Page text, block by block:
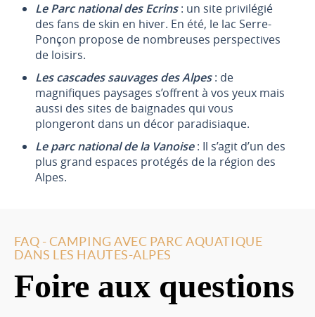
Le Parc national des Ecrins: un site privilégié
des fans de skin en hiver. En été, le lac Serre-
Ponçon propose de nombreuses perspectives
de loisirs.
Les cascades sauvages des Alpes: de
magnifiques paysages s’offrent à vos yeux mais
aussi des sites de baignades qui vous
plongeront dans un décor paradisiaque.
Le parc national de la Vanoise: Il s’agit d’un des
plus grand espaces protégés de la région des
Alpes.
FAQ - CAMPING AVEC PARC AQUATIQUE
DANS LES HAUTES-ALPES
Foire aux questions